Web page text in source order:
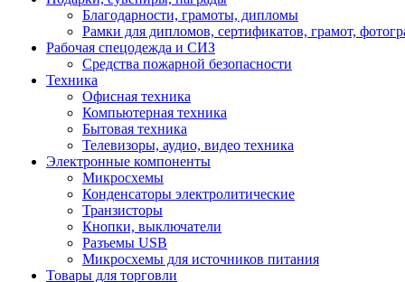
Благодарности, грамоты, дипломы
Рамки для дипломов, сертификатов, грамот,
Рабочая спецодежда и СИЗ
Средства пожарной безопасности
Техника
Офисная техника
Компьютерная техника
Бытовая техника
Телевизоры, аудио, видео техника
Электронные компоненты
Микросхемы
Конденсаторы электролитические
Транзисторы
Кнопки, выключатели
Разъемы USB
Микросхемы для источников питания
Товары для торговли